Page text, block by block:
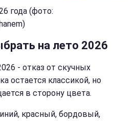
года (фото:
на лето 2026
- отказ от скучных
остается классикой, но
в сторону цвета.
красный, бордовый,